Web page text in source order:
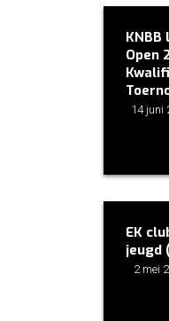
KNBB
Open
14 juni
EK
jeugd
2 mei